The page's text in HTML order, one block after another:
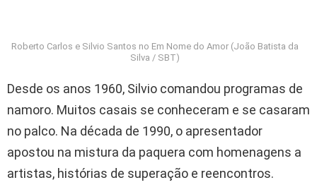
Roberto Carlos e Silvio Santos no Em Nome do Amor (João Batista da
Silva / SBT)
Desde os anos 1960, Silvio comandou programas de
namoro. Muitos casais se conheceram e se casaram
no palco. Na década de 1990, o apresentador
apostou na mistura da paquera com homenagens a
artistas, histórias de superação e reencontros.